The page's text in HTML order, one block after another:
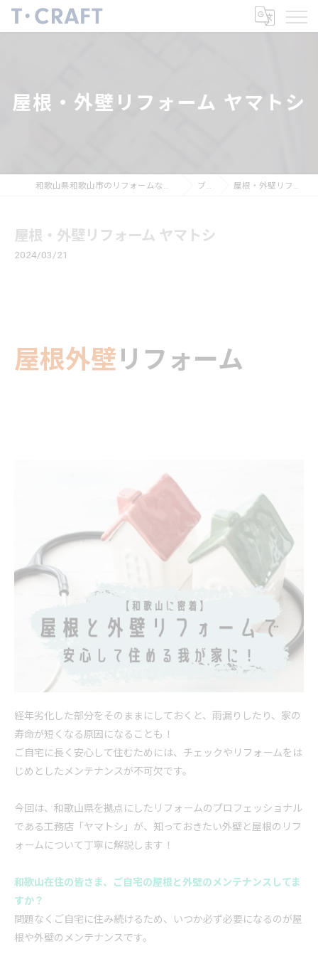
屋根・外壁リフォーム ヤマトシ
和歌山県和歌山市のリフォームならT・CRAFTヤマトシ株式会社 ブログ 屋根・外壁リフォーム ヤマトシ
屋根・外壁リフォーム ヤマトシ
2024/03/21
屋根外壁リフォーム
経年劣化した部分をそのままにしておくと、雨漏りしたり、家の
寿命が短くなる原因になることも！
ご自宅に長く 安心 して住むためには、チェックや リフォームをは
じめとしたメンテナンスが不可欠です。
今回は、和歌山県を拠点にした リフォームのプロフェッショナル
である工務店「ヤマトシ」が、知っておきたい外壁と屋根の リフ
ォームについて丁寧に解説します！
和歌山在住の皆さま、ご自宅の屋根と外壁のメンテナンスしてま
すか？
問題なくご自宅に住み続けるため、いつか必ず必要になるのが屋
根や外壁のメンテナンスです。